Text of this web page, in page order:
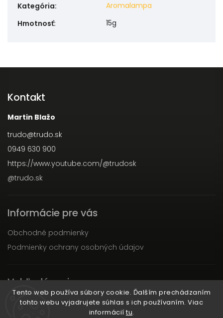
Tento web používa súbory cookie. Ďalším prechádzaním
tohto webu vyjadrujete súhlas s ich používaním. Viac
informácií tu.
Kategória:
Aromalampa
Hmotnosť: 15g
Kontakt
Martin Blažo
trudo@trudo.sk
0949 630 900
https://www.youtube.com/@trudosk
@trudo.sk
Informácie pre vás
Obchodné podmienky
Podmienky ochrany osobných údajov
Vyhľadávanie